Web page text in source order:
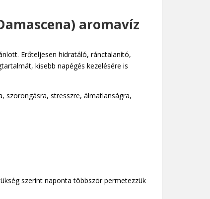
aromavíz
Erőteljesen hidratáló, ránctalanító,
kisebb napégés kezelésére is
szorongásra, stresszre, álmatlanságra,
szerint naponta többször permetezzük